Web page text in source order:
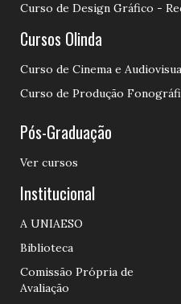
Curso de Design Gráfico -
Cursos Olinda
Curso de Cinema e
Curso de Produção
Pós-Graduação
Ver cursos
Institucional
A UNIAESO
Biblioteca
Comissão Própria de
Avaliação